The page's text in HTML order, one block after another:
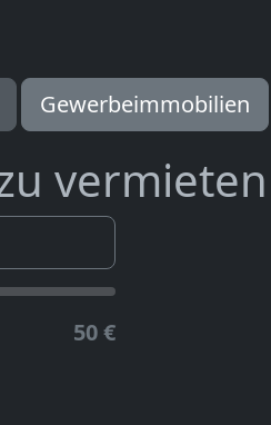
Gewerbeimmobilien
vermieten
50 €